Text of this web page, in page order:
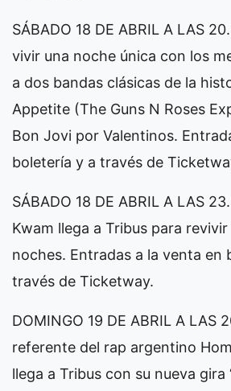
SÁBADO 18 DE ABRIL A LAS
vivir una noche única con los
a dos bandas clásicas de la
Appetite (The Guns N Roses
Bon Jovi por Valentinos.
boletería y a través de
SÁBADO 18 DE ABRIL A LAS
Kwam llega a Tribus para
noches. Entradas a la venta en
través de Ticketway.
DOMINGO 19 DE ABRIL A LAS
referente del rap argentino
llega a Tribus con su nueva gira